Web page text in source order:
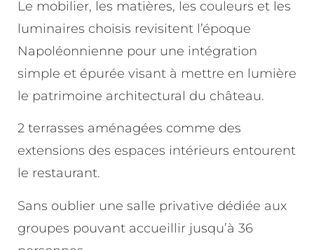
Le mobilier, les matières, les couleurs et les
luminaires choisis revisitent l’époque
Napoléonnienne pour une intégration
simple et épurée visant à mettre en lumière
le patrimoine architectural du château.
2 terrasses aménagées comme des
extensions des espaces intérieurs entourent
le restaurant.
Sans oublier une salle privative dédiée aux
groupes pouvant accueillir jusqu’à 36